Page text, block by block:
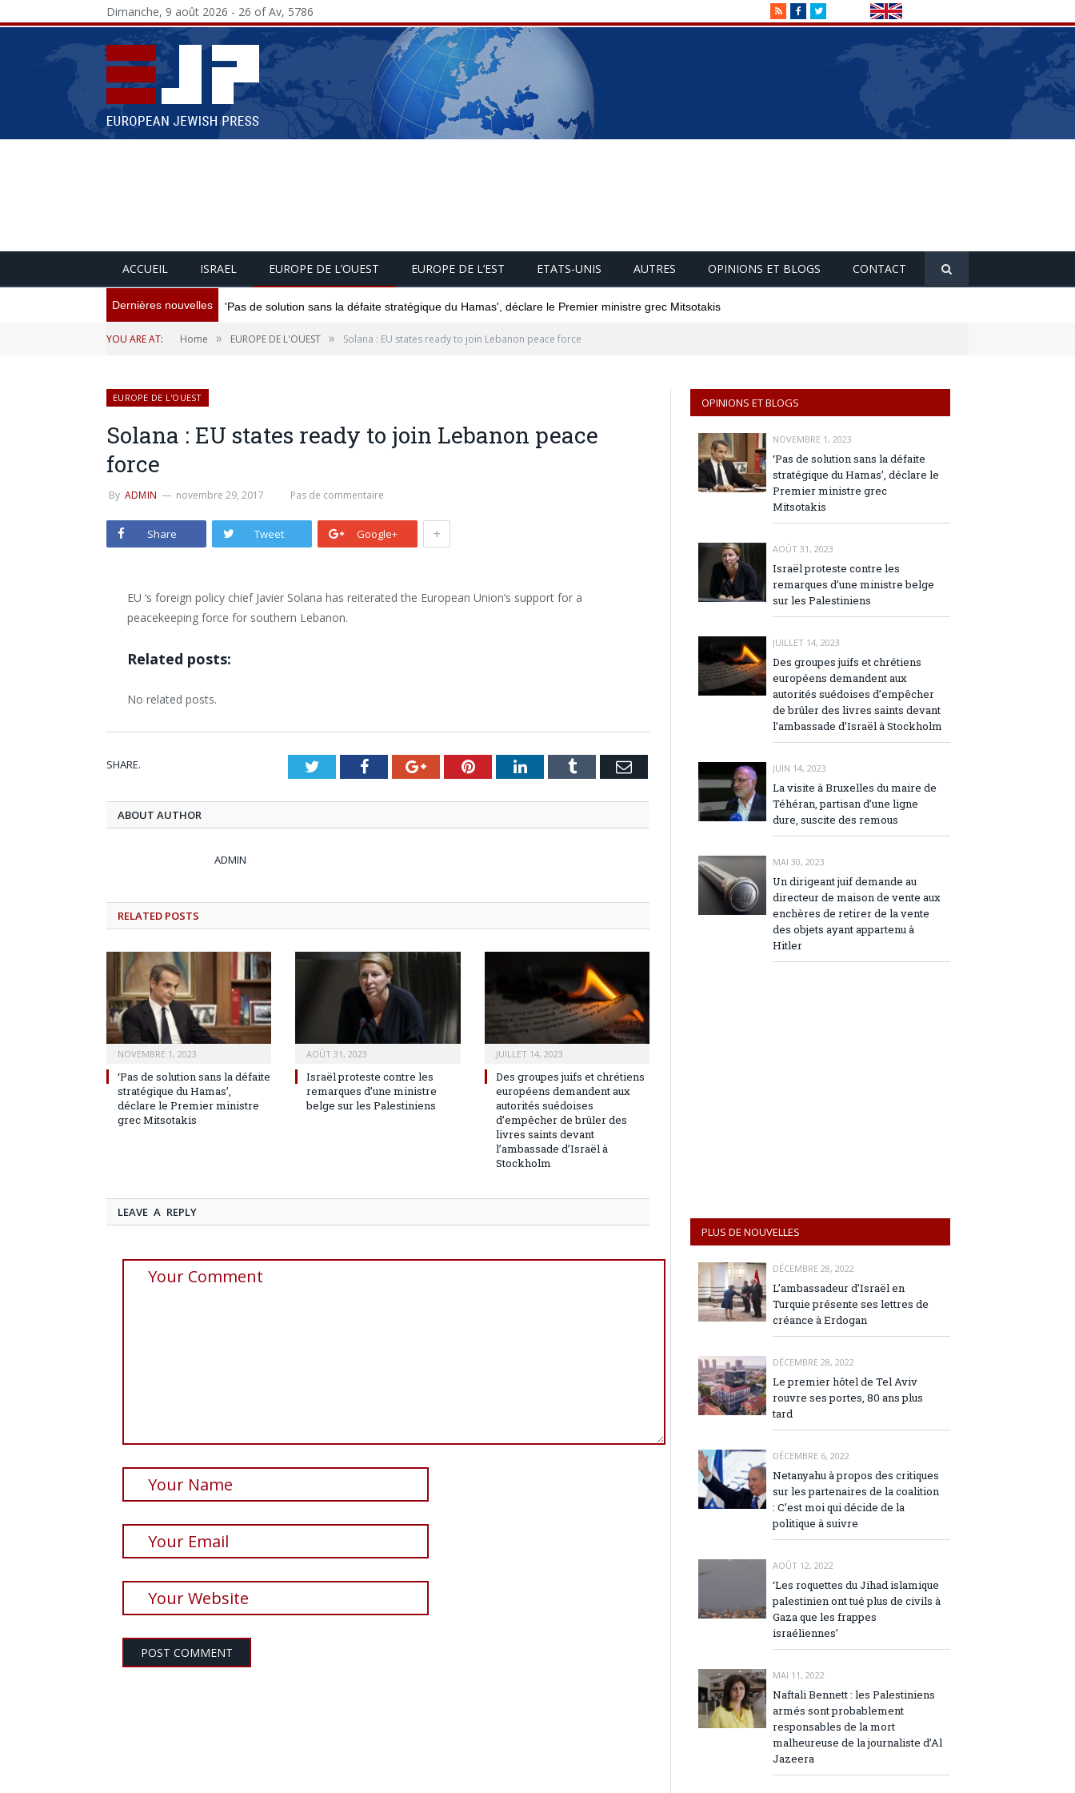
RSSFacebookTwitter
Dimanche, 9 août 2026 - 26 of Av, 5786
ACCUEIL ISRAEL EUROPE DE L’OUEST EUROPE DE L’EST ETATS-UNIS AUTRES OPINIONS ET BLOGS CONTACT
Dernières nouvelles 'Pas de solution sans la défaite stratégique du Hamas', déclare le Premier ministre grec Mitsotakis
YOU ARE AT: Home » EUROPE DE L'OUEST » Solana : EU states ready to join Lebanon peace force
EUROPE DE L'OUEST
Solana : EU states ready to join Lebanon peace
force
By ADMIN novembre 29, 2017 Pas de commentaire
Share Tweet Google+ +
EU ‘s foreign policy chief Javier Solana has reiterated the European Union’s support for a
peacekeeping force for southern Lebanon.
Related posts:
No related posts.
SHARE. TwitterFacebookGoogle+PinterestLinkedInTumblr Email
ABOUT AUTHOR
ADMIN
RELATED POSTS
NOVEMBRE 1, 2023
‘Pas de solution sans la défaite
stratégique du Hamas’,
déclare le Premier ministre
grec Mitsotakis
AOÛT 31, 2023
Israël proteste contre les
remarques d’une ministre
belge sur les Palestiniens
JUILLET 14, 2023
Des groupes juifs et chrétiens
européens demandent aux
autorités suédoises
d’empêcher de brûler des
livres saints devant
l’ambassade d’Israël à
Stockholm
LEAVE A REPLY
OPINIONS ET BLOGS
NOVEMBRE 1, 2023
‘Pas de solution sans la défaite
stratégique du Hamas’, déclare le
Premier ministre grec
Mitsotakis
AOÛT 31, 2023
Israël proteste contre les
remarques d’une ministre belge
sur les Palestiniens
JUILLET 14, 2023
Des groupes juifs et chrétiens
européens demandent aux
autorités suédoises d’empêcher
de brûler des livres saints devant
l’ambassade d’Israël à Stockholm
JUIN 14, 2023
La visite à Bruxelles du maire de
Téhéran, partisan d’une ligne
dure, suscite des remous
MAI 30, 2023
Un dirigeant juif demande au
directeur de maison de vente aux
enchères de retirer de la vente
des objets ayant appartenu à
Hitler
PLUS DE NOUVELLES
DÉCEMBRE 28, 2022
L’ambassadeur d’Israël en
Turquie présente ses lettres de
créance à Erdogan
DÉCEMBRE 28, 2022
Le premier hôtel de Tel Aviv
rouvre ses portes, 80 ans plus
tard
DÉCEMBRE 6, 2022
Netanyahu à propos des critiques
sur les partenaires de la coalition
: C’est moi qui décide de la
politique à suivre
AOÛT 12, 2022
‘Les roquettes du Jihad islamique
palestinien ont tué plus de civils à
Gaza que les frappes
israéliennes’
MAI 11, 2022
Naftali Bennett : les Palestiniens
armés sont probablement
responsables de la mort
malheureuse de la journaliste d’Al
Jazeera